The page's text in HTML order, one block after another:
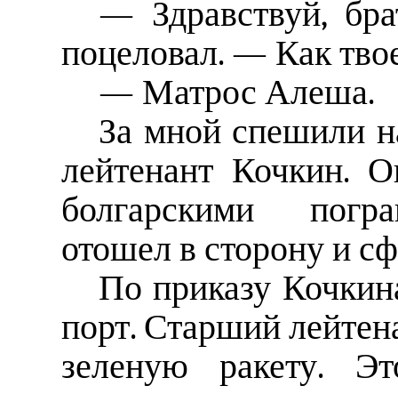
— Здравствуй,
поцеловал. — Как
— Матрос Алеша.
За мной спешили
лейтенант Кочкин.
болгарскими
отошел в сторону и
По приказу
порт. Старший
зеленую ракету.